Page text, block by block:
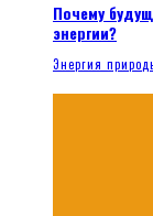
Почему
энергии?
Энергия